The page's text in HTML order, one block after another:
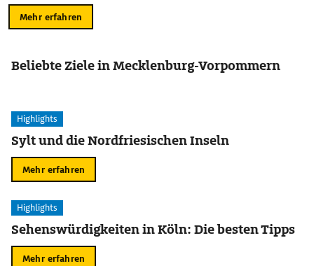
Mehr erfahren
Beliebte Ziele in Mecklenburg-Vorpommern
Highlights
Sylt und die Nordfriesischen Inseln
Mehr erfahren
Highlights
Sehenswürdigkeiten in Köln: Die besten Tipps
Mehr erfahren